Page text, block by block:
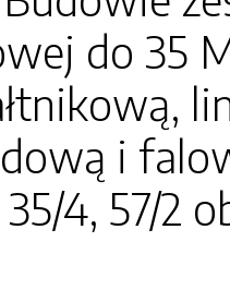
do 35
i
4, 57/2